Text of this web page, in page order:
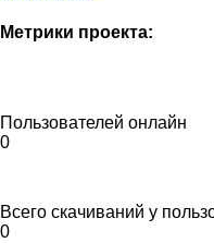
Метрики проекта:
Пользователей онлайн
0
Всего скачиваний у
0